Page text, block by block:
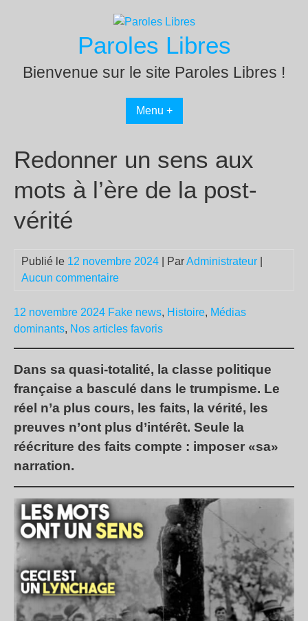
Paroles Libres
Bienvenue sur le site Paroles Libres !
Menu +
Redonner un sens aux
mots à l’ère de la post-
vérité
Publié le 12 novembre 2024 | ParAdministrateur
Aucun commentaire
12 novembre 2024 Fake news, Histoire, Médias
dominants, Nos articles favoris
Dans sa quasi-totalité, la classe politique
française a basculé dans le trumpisme. Le
réel n’a plus cours, les faits, la vérité, les
preuves n’ont plus d’intérêt. Seule la
réécriture des faits compte : imposer «sa»
narration.